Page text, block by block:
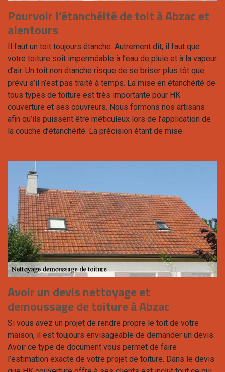
Pourvoir l’étanchéité de toit à Abzac et
alentours
Il faut un toit toujours étanche. Autrement dit, il faut que
votre toiture soit imperméable à l’eau de pluie et à la vapeur
d’air. Un toit non étanche risque de se briser plus tôt que
prévu s’il n’est pas traité à temps. La mise en étanchéité de
tous types de toiture est très importante pour HK
couverture et ses couvreurs. Nous formons nos artisans
afin qu’ils puissent être méticuleux lors de l’application de
la couche d’étanchéité. La précision étant de mise.
Avoir un devis nettoyage et
demoussage de toiture à Abzac
Si vous avez un projet de rendre propre le toit de votre
maison, il est toujours envisageable de demander un devis.
Avoir ce type de document vous permet de faire
l’estimation exacte de votre projet de toiture. Dans le devis